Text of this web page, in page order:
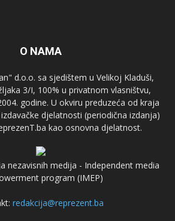
O NAMA
d.o.o. sa sjedištem u Velikoj Kladuši,
3/I, 100% u privatnom vlasništvu,
godine. U okviru preduzeća od kraja
djelatnosti (periodična izdanja)
kao osnovna djelatnost.
nezavisnih medija - Independent media
program (IMEP)
redakcija@reprezent.ba